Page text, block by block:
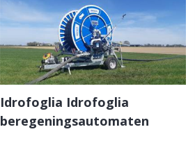
Idrofoglia ​​​​​​​Idrofoglia
beregeningsautomaten